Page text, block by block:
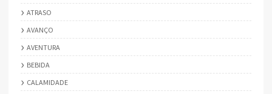
ATRASO
AVANÇO
AVENTURA
BEBIDA
CALAMIDADE